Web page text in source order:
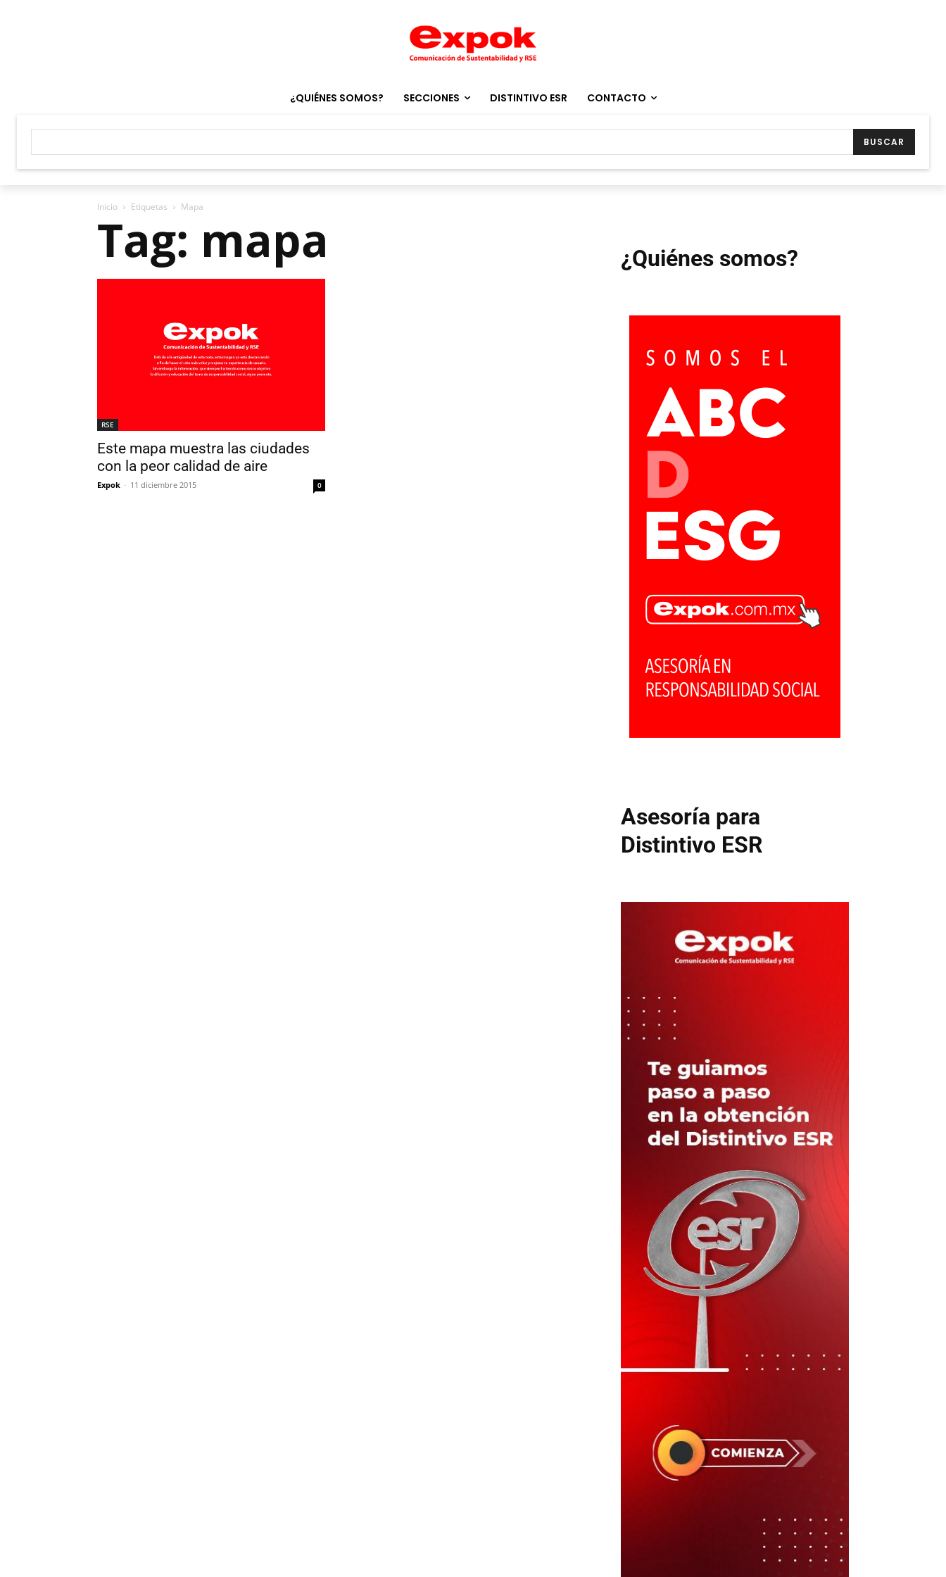
¿QUIÉNES SOMOS? SECCIONES DISTINTIVO ESR CONTACTO
BUSCAR
Inicio Etiquetas Mapa
Tag: mapa
RSE
Este mapa muestra las ciudades
con la peor calidad de aire
Expok - 11 diciembre 2015 0
¿Quiénes somos?
Asesoría para
Distintivo ESR